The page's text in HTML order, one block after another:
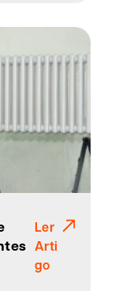
Ler
Arti
go